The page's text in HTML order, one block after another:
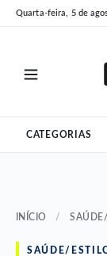
Pular
para
Pular
para
Quarta-feira, 5 de
CATEGORIAS
INÍCIO /
SAÚDE/